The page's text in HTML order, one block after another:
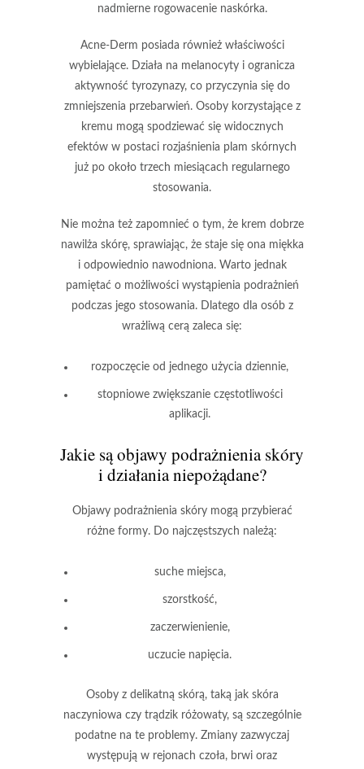
nadmierne rogowacenie naskórka.
Acne-Derm posiada również właściwości
wybielające. Działa na melanocyty i ogranicza
aktywność tyrozynazy, co przyczynia się do
zmniejszenia przebarwień. Osoby korzystające z
kremu mogą spodziewać się widocznych
efektów w postaci rozjaśnienia plam skórnych
już po około trzech miesiącach regularnego
stosowania.
Nie można też zapomnieć o tym, że krem dobrze
nawilża skórę, sprawiając, że staje się ona miękka
i odpowiednio nawodniona. Warto jednak
pamiętać o możliwości wystąpienia podrażnień
podczas jego stosowania. Dlatego dla osób z
wrażliwą cerą zaleca się:
rozpoczęcie od jednego użycia dziennie,
stopniowe zwiększanie częstotliwości
aplikacji.
Jakie są objawy podrażnienia skóry
i działania niepożądane?
Objawy podrażnienia skórymogą przybierać
różne formy. Do najczęstszych należą:
suche miejsca,
szorstkość,
zaczerwienienie,
uczucie napięcia.
Osoby z delikatną skórą, taką jak skóra
naczyniowa czy trądzik różowaty, są szczególnie
podatne na te problemy. Zmiany zazwyczaj
występują w rejonach czoła, brwi oraz